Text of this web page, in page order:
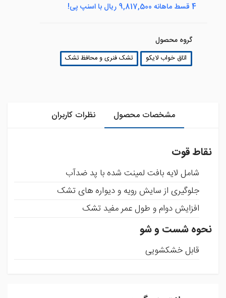
4 قسط ماهانه 9,817,500 ریال با اسنپ پی!
گروه محصول
اتاق خواب لایکو تشک فنری و محافظ تشک
مشخصات محصول نظرات کاربران
نقاط قوت
شامل لایه بافت لمینت شده با پد ضدآب
جلوگیری از سایش رویه و دیواره های تشک
افزایش دوام و طول عمر مفید تشک
نحوه شست و شو
قابل خشکشویی